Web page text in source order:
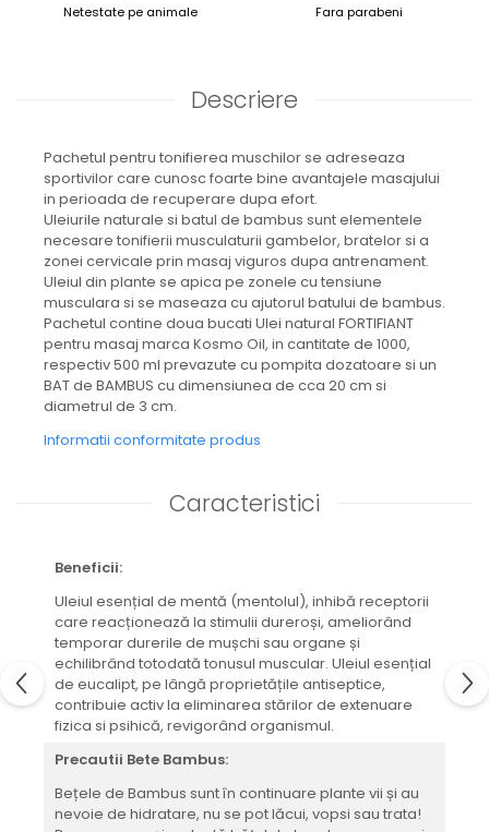
Netestate pe animale Fara parabeni
Descriere
Pachetul pentru tonifierea muschilor se adreseaza
sportivilor care cunosc foarte bine avantajele masajului
in perioada de recuperare dupa efort.
Uleiurile naturale si batul de bambus sunt elementele
necesare tonifierii musculaturii gambelor, bratelor si a
zonei cervicale prin masaj viguros dupa antrenament.
Uleiul din plante se apica pe zonele cu tensiune
musculara si se maseaza cu ajutorul batului de bambus.
Pachetul contine doua bucati Ulei natural FORTIFIANT
pentru masaj marca Kosmo Oil, in cantitate de 1000,
respectiv 500 ml prevazute cu pompita dozatoare si un
BAT de BAMBUS cu dimensiunea de cca 20 cm si
diametrul de 3 cm.
Informatii conformitate produs
Caracteristici
Beneficii:
Uleiul esențial de mentă (mentolul), inhibă receptorii
care reacționează la stimulii dureroși, ameliorând
temporar durerile de mușchi sau organe și
echilibrând totodată tonusul muscular. Uleiul esențial
de eucalipt, pe lângă proprietățile antiseptice,
contribuie activ la eliminarea stărilor de extenuare
fizica si psihică, revigorând organismul.
Precautii Bete Bambus:
Bețele de Bambus sunt în continuare plante vii și au
nevoie de hidratare, nu se pot lăcui, vopsi sau trata!